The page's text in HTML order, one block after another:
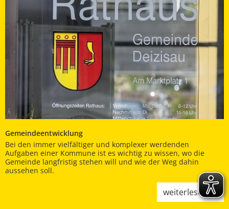
Gemeindeentwicklung
Bei den immer vielfältiger und komplexer werdenden
Aufgaben einer Kommune ist es wichtig zu wissen, wo die
Gemeinde langfristig stehen will und wie der Weg dahin
aussehen soll.
weiterlesen